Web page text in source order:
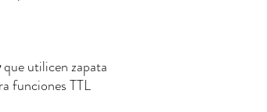
que utilicen zapata
funciones TTL